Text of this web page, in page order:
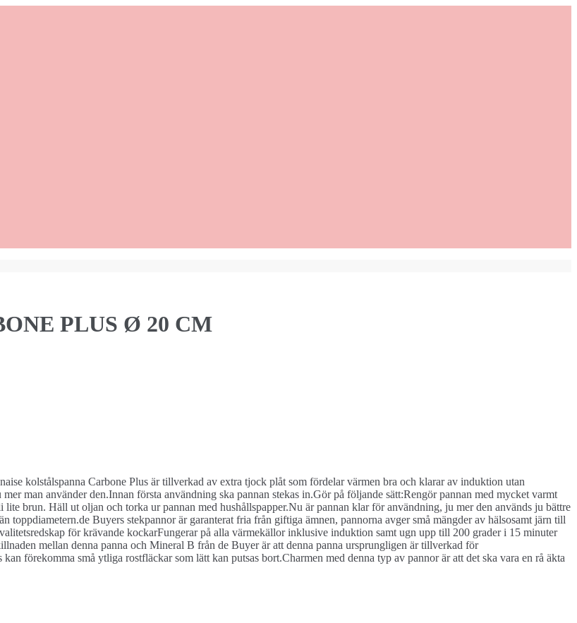
PLUS Ø 20 CM
kolstålspanna Carbone Plus är tillverkad av extra tjock plåt som fördelar värmen bra och klarar av induktion utan
man använder den.Innan första användning ska pannan stekas in.Gör på följande sätt:Rengör pannan med mycket varmt
brun. Häll ut oljan och torka ur pannan med hushållspapper.Nu är pannan klar för användning, ju mer den används ju bättre
Buyers stekpannor är garanterat fria från giftiga ämnen, pannorna avger små mängder av hälsosamt järn till
för krävande kockarFungerar på alla värmekällor inklusive induktion samt ugn upp till 200 grader i 15 minuter
mellan denna panna och Mineral B från de Buyer är att denna panna ursprungligen är tillverkad för
förekomma små ytliga rostfläckar som lätt kan putsas bort.Charmen med denna typ av pannor är att det ska vara en rå äkta